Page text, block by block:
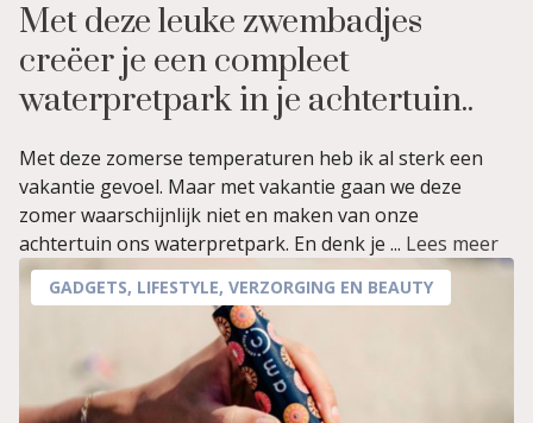
Met deze leuke zwembadjes
creëer je een compleet
waterpretpark in je achtertuin..
Met deze zomerse temperaturen heb ik al sterk een
vakantie gevoel. Maar met vakantie gaan we deze
zomer waarschijnlijk niet en maken van onze
achtertuin ons waterpretpark. En denk je ... Lees meer
GADGETS, LIFESTYLE, VERZORGING EN BEAUTY